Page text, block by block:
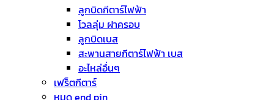
ลูกบิดกีตาร์ไฟฟ้า
โวลลุ่ม ฝาครอบ
ลูกบิดเบส
สะพานสายกีตาร์ไฟฟ้า เบส
อะไหล่อื่นๆ
เฟร็ตกีตาร์
หมุด end pin